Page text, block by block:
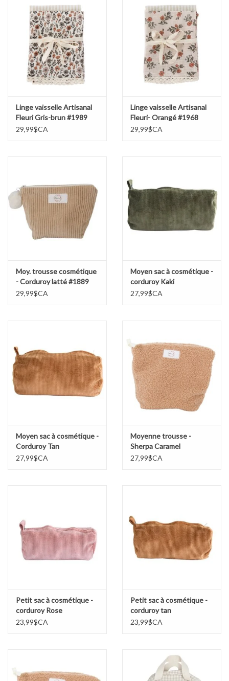
Linge vaisselle Artisanal
Fleuri Gris-brun #1989
29,99$CA
Linge vaisselle Artisanal
Fleuri- Orangé #1968
29,99$CA
Moy. trousse cosmétique
- Corduroy latté #1889
29,99$CA
Moyen sac à cosmétique -
corduroy Kaki
27,99$CA
Moyen sac à cosmétique -
Corduroy Tan
27,99$CA
Moyenne trousse -
Sherpa Caramel
27,99$CA
Petit sac à cosmétique -
corduroy Rose
23,99$CA
Petit sac à cosmétique -
corduroy tan
23,99$CA